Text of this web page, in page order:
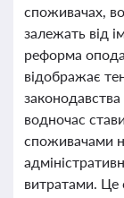
споживачах,
залежать від
реформа
відображає
водночас
споживачами
витратами. Це